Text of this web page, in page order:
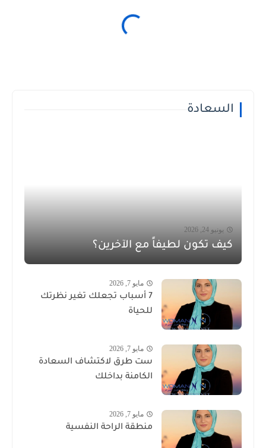
السعادة
يونيو 24, 2026
كيف تكون لطيفاً مع الآخرين؟
مايو 7, 2026
7 أسباب تجعلك تغير نظرتك
للحياة
مايو 7, 2026
ست طرق لاكتشاف السعادة
الكامنة بداخلك
مايو 7, 2026
منطقة الراحة النفسية